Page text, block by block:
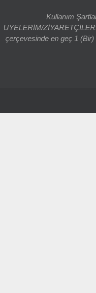
Kullanım
ÜYELERİM/
çerçevesinde en geç 1 (Bir)